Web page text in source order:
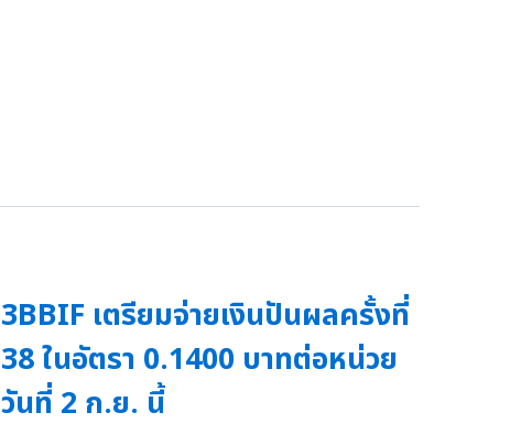
3BBIF เตรียมจ่ายเงินปันผลครั้งที่
38 ในอัตรา 0.1400 บาทต่อหน่วย
วันที่ 2 ก.ย. นี้